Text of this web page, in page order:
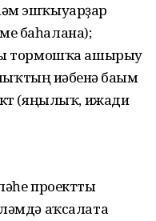
эшҡыуарҙар
баһалана);
тормошҡа ашырыу
иҫәбенә баҫым
(яңылыҡ, ижади
проектты
аҡсалата